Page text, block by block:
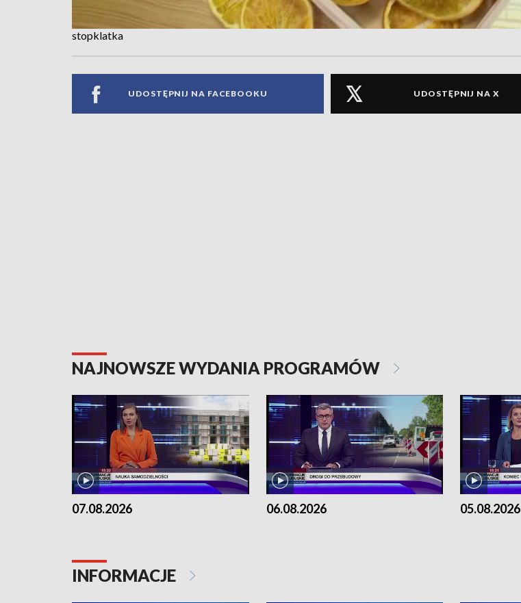
stopklatka
UDOSTĘPNIJ NA FACEBOOKU UDOSTĘPNIJ NA X
NAJNOWSZE WYDANIA PROGRAMÓW
07.08.2026 06.08.2026 05.08.2026
INFORMACJE